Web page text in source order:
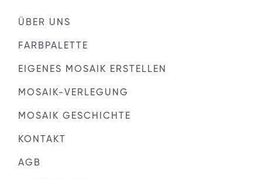
ÜBER UNS
FARBPALETTE
EIGENES MOSAIK ERSTELLEN
MOSAIK-VERLEGUNG
MOSAIK GESCHICHTE
KONTAKT
AGB